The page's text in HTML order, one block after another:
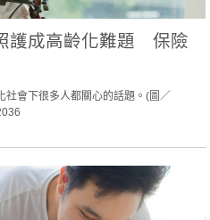
護成高齡化難題 保險
會下很多人都關心的話題。(圖／